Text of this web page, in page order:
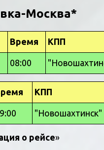
Москва*
Время КПП
08:00
КПП
"Новошахтинск"
о рейсе»